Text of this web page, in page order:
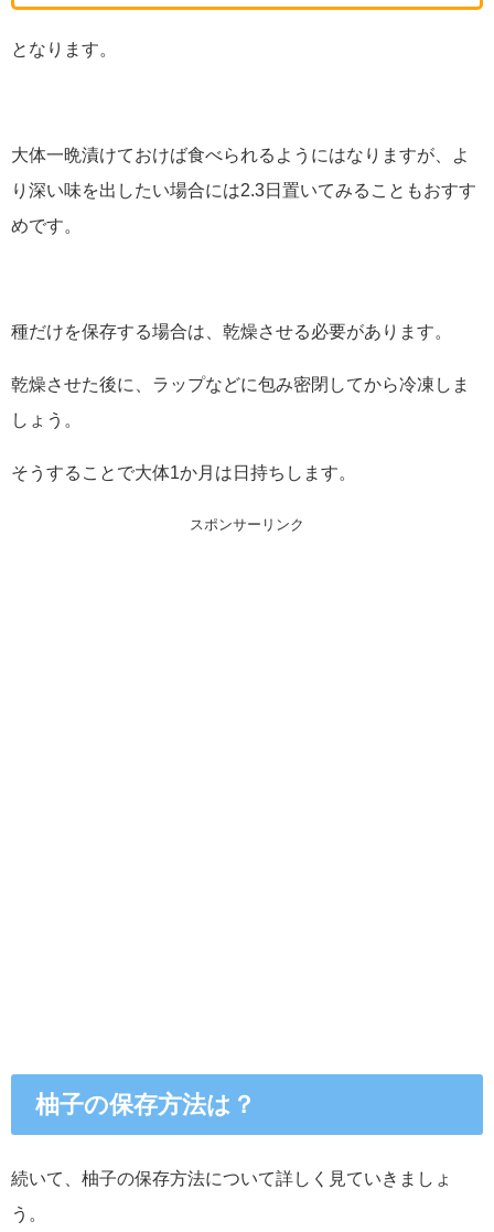
となります。
大体一晩漬けておけば食べられるようにはなりますが、よ
り深い味を出したい場合には2.3日置いてみることもおすす
めです。
種だけを保存する場合は、乾燥させる必要があります。
乾燥させた後に、ラップなどに包み密閉してから冷凍しま
しょう。
そうすることで大体1か月は日持ちします。
スポンサーリンク
柚子の保存方法は？
続いて、柚子の保存方法について詳しく見ていきましょ
う。